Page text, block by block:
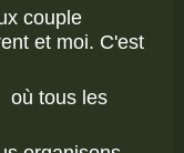
couple
et moi. C'est
où tous les